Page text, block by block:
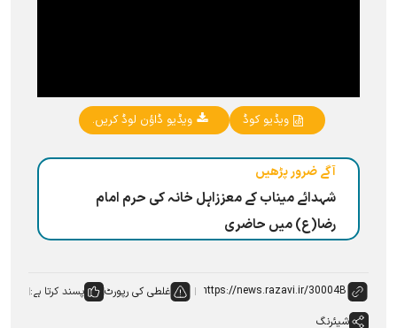
ویڈیو کوڈ ویڈیو ڈاؤن لوڈ کریں۔
آگے ضرور پڑھیں
شہدائے میناب کے معززاہل خانہ کی حرم امام
رضا(ع) میں حاضری
غلطی کی رپورٹ
پسند کرتا ہے:
شیئرنگ